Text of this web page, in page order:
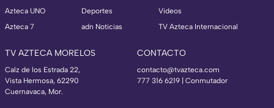
Azteca UNO
Azteca 7
Deportes
adn Noticias
Videos
TV Azteca Internacional
TV AZTECA MORELOS
Calz de los Estrada 22,
Vista Hermosa, 62290
Cuernavaca, Mor.
CONTACTO
contacto@tvazteca.com
777 316 6219 | Conmutador